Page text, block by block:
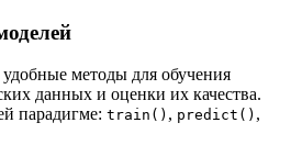
удобные методы для обучения
данных и оценки их качества.
парадигме: train() , predict() ,